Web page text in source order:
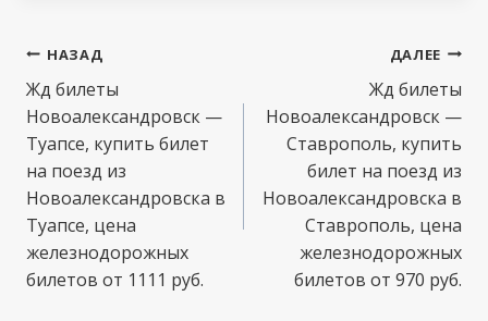
Навигация
по
записям
НАЗАД
Жд билеты
Новоалександровск —
Туапсе, купить билет
на поезд из
Новоалександровска в
Туапсе, цена
железнодорожных
билетов от 1111 руб.
ДАЛЕЕ
Жд билеты
Новоалександровск —
Ставрополь, купить
билет на поезд из
Новоалександровска в
Ставрополь, цена
железнодорожных
билетов от 970 руб.